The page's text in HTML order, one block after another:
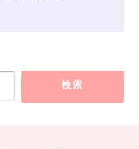
検索